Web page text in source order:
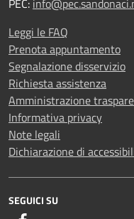
PEC:
Leggi le FAQ
Prenota appuntamento
Segnalazione disservizio
Richiesta assistenza
Amministrazione
Informativa privacy
Note legali
Dichiarazione di
SEGUICI SU